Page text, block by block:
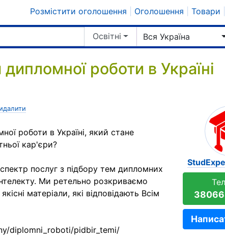
Розмістити оголошення Оголошення Товари
Освітні Вся Україна
роботи в Україні
роботи в Україні, який стане
кар'єри?
послуг з підбору тем дипломних
Ми ретельно розкриваємо
матеріали, які відповідають Всім
diplomni_roboti/pidbir_temi/